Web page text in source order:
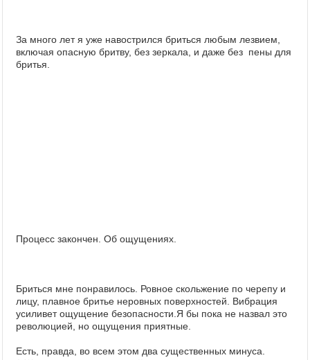
За много лет я уже навострился бриться любым лезвием,
включая опасную бритву, без зеркала, и даже без пены для
бритья.
Процесс закончен. Об ощущениях.
Бриться мне понравилось. Ровное скольжение по черепу и
лицу, плавное бритье неровных поверхностей. Вибрация
усиливет ощущение безопасности.Я бы пока не назвал это
революцией, но ощущения приятные.
Есть, правда, во всем этом два существенных минуса.